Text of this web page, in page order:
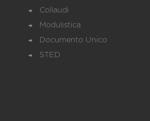
Collaudi
Modulistica
Documento Unico
STED